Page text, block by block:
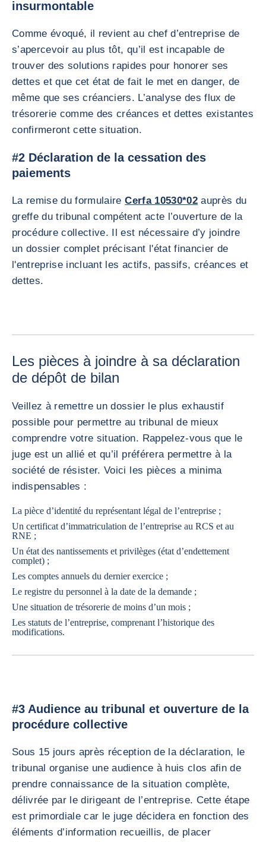
insurmontable
Comme évoqué, il revient au chef d’entreprise de
s’apercevoir au plus tôt, qu’il est incapable de
trouver des solutions rapides pour honorer ses
dettes et que cet état de fait le met en danger, de
même que ses créanciers. L’analyse des flux de
trésorerie comme des créances et dettes existantes
confirmeront cette situation.
#2 Déclaration de la cessation des
paiements
La remise du formulaireCerfa 10530*02auprès du
greffe du tribunal compétent acte l’ouverture de la
procédure collective. Il est nécessaire d’y joindre
un dossier complet précisant l'état financier de
l'entreprise incluant les actifs, passifs, créances et
dettes.
Les pièces à joindre à sa déclaration
de dépôt de bilan
Veillez à remettre un dossier le plus exhaustif
possible pour permettre au tribunal de mieux
comprendre votre situation. Rappelez-vous que le
juge est un allié et qu’il préférera permettre à la
société de résister. Voici les pièces a minima
indispensables :
La pièce d’identité du représentant légal de l’entreprise ;
Un certificat d’immatriculation de l’entreprise au RCS et au
RNE ;
Un état des nantissements et privilèges (état d’endettement
complet) ;
Les comptes annuels du dernier exercice ;
Le registre du personnel à la date de la demande ;
Une situation de trésorerie de moins d’un mois ;
Les statuts de l’entreprise, comprenant l’historique des
modifications.
#3 Audience au tribunal et ouverture de la
procédure collective
Sous 15 jours après réception de la déclaration, le
tribunal organise une audience à huis clos afin de
prendre connaissance de la situation complète,
délivrée par le dirigeant de l’entreprise. Cette étape
est primordiale car le juge décidera en fonction des
éléments d’information recueillis, de placer